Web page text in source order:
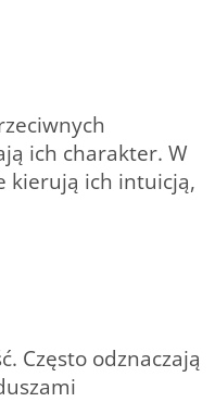
ich charakter. W
kierują ich intuicją,
. Często odznaczają